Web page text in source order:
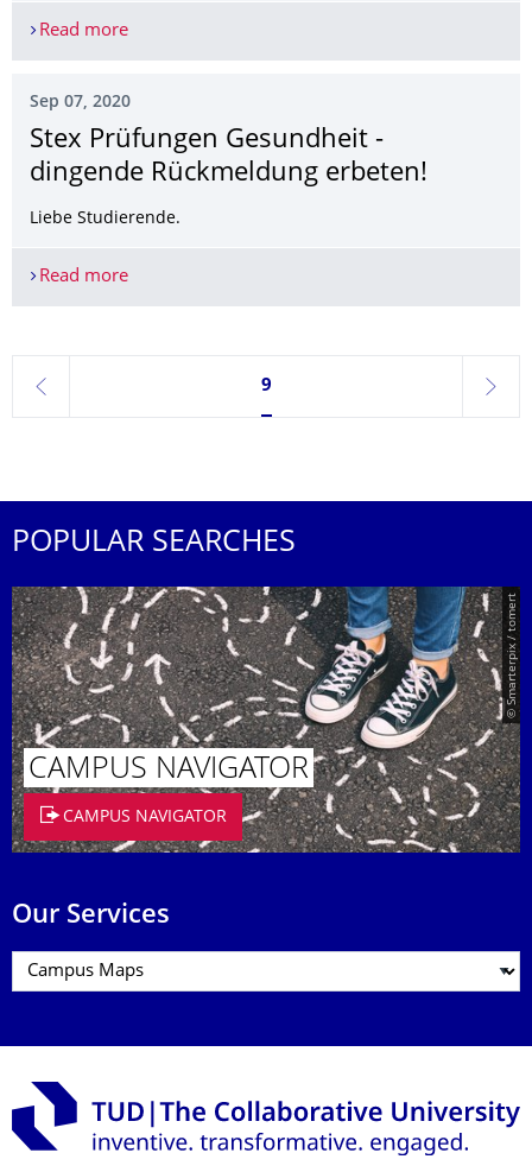
Read moreOpen Space am ZLSB
Sep 07, 2020
Stex Prüfungen Gesundheit -
dingende Rückmeldung erbeten!
Liebe Studierende.
Read moreStex Prüfungen Gesundheit - dingende
previous
Currently on page 9
9
next
POPULAR SEARCHES
© Smarterpix / tomert
CAMPUS NAVIGATOR
CAMPUS NAVIGATOR
Our Services